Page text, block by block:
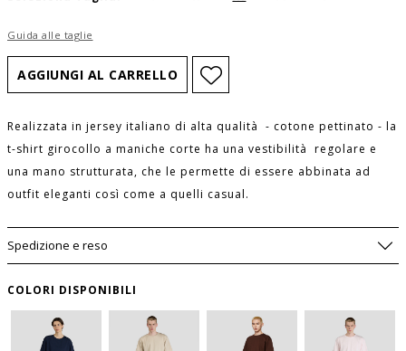
Guida alle taglie
Realizzata in jersey italiano di alta qualità - cotone pettinato - la
t-shirt girocollo a maniche corte ha una vestibilità regolare e
una mano strutturata, che le permette di essere abbinata ad
outfit eleganti così come a quelli casual.
Spedizione e reso
COLORI DISPONIBILI